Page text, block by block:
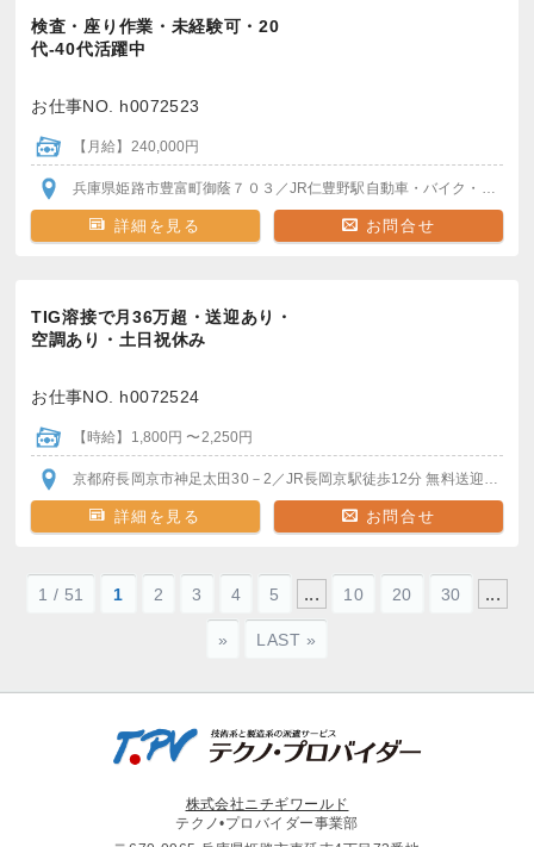
検査・座り作業・未経験可・20
代-40代活躍中
お仕事NO. h0072523
【月給】240,000円
兵庫県姫路市豊富町御蔭７０３ ／JR仁豊野駅 自動車・バイク・自転車通勤おすすめ
詳細を見る お問合せ
TIG溶接で月36万超・送迎あり・
空調あり・土日祝休み
お仕事NO. h0072524
【時給】1,800円 〜2,250円
京都府長岡京市神足太田30－2 ／JR長岡京駅徒歩12分 無料送迎バスで5分
詳細を見る お問合せ
1 / 51 1 2 3 4 5 ... 10 20 30 ...
» LAST »
株式会社ニチギワールド
テクノ•プロバイダー事業部